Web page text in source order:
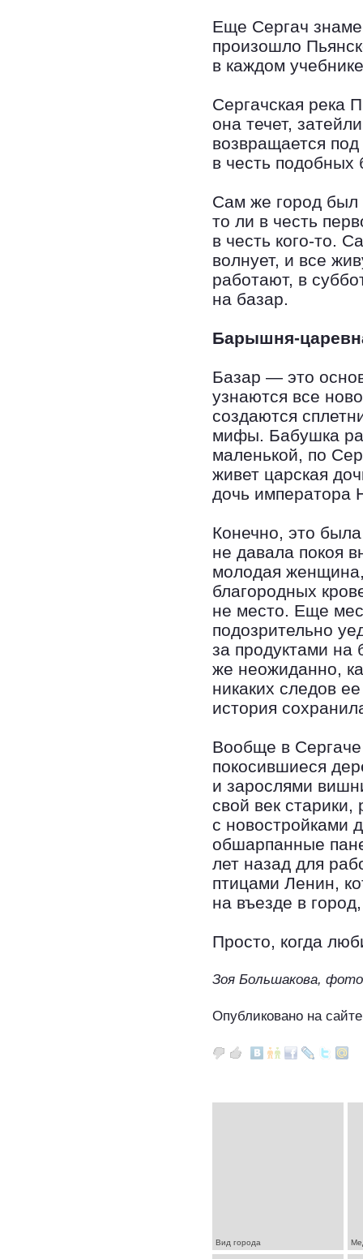
Еще Сергач
произошло
в каждом
Сергачская река
она течет,
возвращается
в честь
Сам же город был
то ли в честь
в честь кого-то.
волнует, и все
работают, в
на базар.
Барышня-
Базар — это
узнаются все
создаются
мифы. Бабушка
маленькой, по
живет царская
дочь императора
Конечно, это
не давала покоя
молодая
благородных
не место. Еще
подозрительно
за продуктами на
же неожиданно,
никаких следов
история
Вообще в Сергаче
покосившиеся
и зарослями
свой век
с новостройками
обшарпанные
лет назад для
птицами Ленин,
на въезде в
Просто, когда
Зоя Большакова,
Опубликовано на
Вид города